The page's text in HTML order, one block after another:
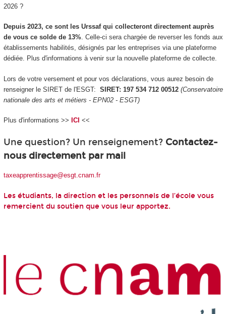
2026 ?
Depuis 2023, ce sont les Urssaf qui collecteront directement auprès
de vous ce solde de 13%. Celle-ci sera chargée de reverser les fonds aux
établissements habilités, désignés par les entreprises via une plateforme
dédiée. Plus d'informations à venir sur la nouvelle plateforme de collecte.
Lors de votre versement et pour vos déclarations, vous aurez besoin de
renseigner le SIRET de l'ESGT: SIRET: 197 534 712 00512 (Conservatoire
nationale des arts et métiers - EPN02 - ESGT)
Plus d'informations >> ICI <<
Une question? Un renseignement? Contactez-
nous directement par mail
taxeapprentissage@esgt.cnam.fr
Les étudiants, la direction et les personnels de l’école vous
remercient du soutien que vous leur apportez.